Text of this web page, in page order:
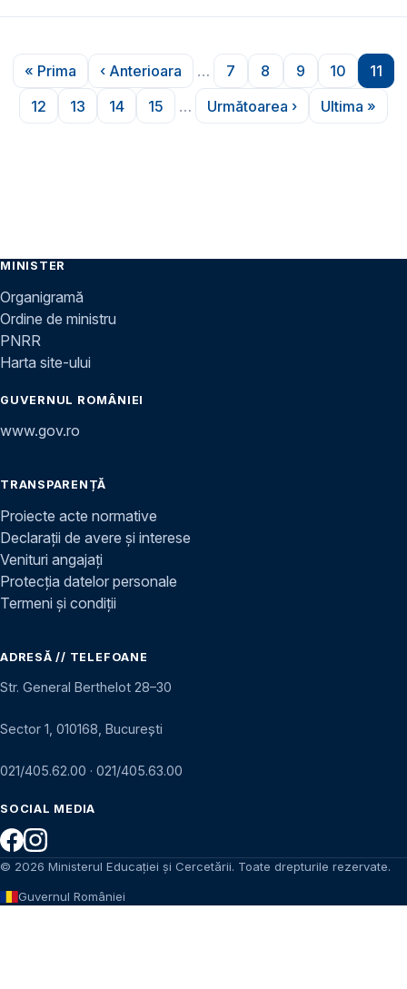
Paginare
Prima pagină
« Prima
Pagina anterioară
‹ Anterioara …
Pagina
7
Pagina
8
Pagina
9
Pagina
10 11
Pagina
12
Pagina
13
Pagina
14
Pagina
15 …
Pagina următoare
Următoarea ›
Ultima
Ultima »
MINISTER
Organigramă
Ordine de ministru
PNRR
Harta site-ului
GUVERNUL ROMÂNIEI
www.gov.ro
TRANSPARENȚĂ
Proiecte acte normative
Declarații de avere și interese
Venituri angajați
Protecția datelor personale
Termeni și condiții
ADRESĂ // TELEFOANE
Str. General Berthelot 28–30
Sector 1, 010168, București
021/405.62.00 · 021/405.63.00
SOCIAL MEDIA
© 2026 Ministerul Educației și Cercetării. Toate drepturile rezervate.
Guvernul României